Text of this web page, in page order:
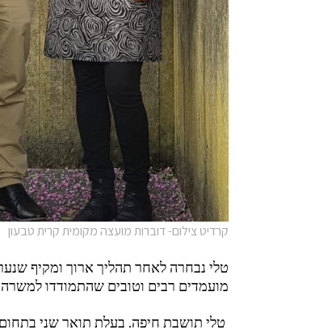
קרדיט צילום- דוברות מועצה מקומית קרית טבעון
טלי נבחרה לאחר תהליך ארוך ומקיף
מועמדים רבים וטובים שהתמודדו למשרה
טלי תושבת חיפה. בעלת תואר שני בתחום